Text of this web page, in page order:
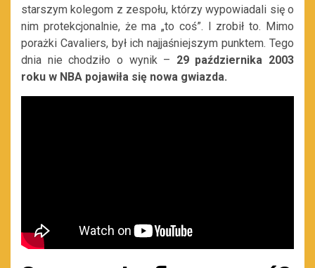
starszym kolegom z zespołu, którzy wypowiadali się o
nim protekcjonalnie, że ma „to coś”. I zrobił to. Mimo
porażki Cavaliers, był ich najjaśniejszym punktem. Tego
dnia nie chodziło o wynik – 29 października 2003
roku w NBA pojawiła się nowa gwiazda.